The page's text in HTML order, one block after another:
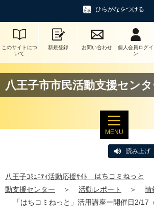
ひらがなをつける
このサイトにつ
いて
新規登録 お問い合わせ
個人会員ログイ
ン
八王子市市民活動支援セン
MENU
読み上げ
八王子ｺﾐｭﾆﾃｨ活動応援ｻｲﾄ はちコミねっと
動支援センター
＞ 活動レポート ＞ 情
「はちコミねっと」活用講座ー開催日2/17